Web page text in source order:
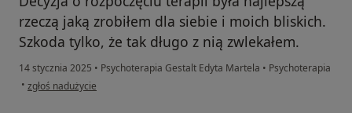
rzeczą jaką zrobiłem dla siebie i moich bliskich.
Szkoda tylko, że tak długo z nią zwlekałem.
14 stycznia 2025 • Psychoterapia Gestalt Edyta Martela • Psychoterapia
• w opinii użytkownika Andrzej
zgłoś nadużycie